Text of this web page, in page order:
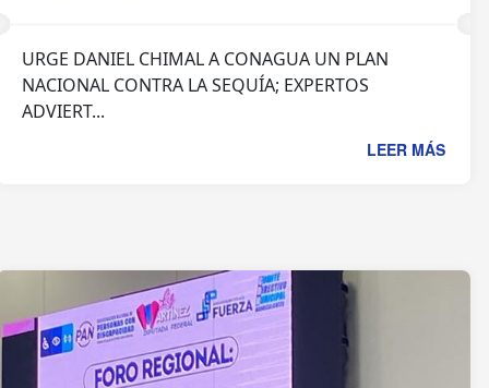
URGE DANIEL CHIMAL A CONAGUA UN PLAN
NACIONAL CONTRA LA SEQUÍA; EXPERTOS
ADVIERT...
LEER MÁS